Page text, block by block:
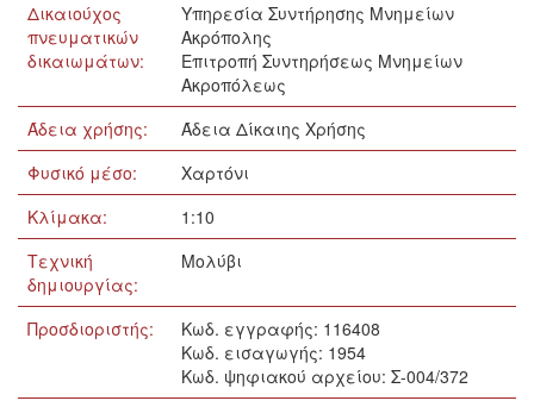
Δικαιούχος
πνευματικών
δικαιωμάτων:
Υπηρεσία Συντήρησης Μνημείων
Ακρόπολης
Επιτροπή Συντηρήσεως Μνημείων
Ακροπόλεως
Άδεια χρήσης:
Άδεια Δίκαιης Χρήσης
Φυσικό μέσο:
Χαρτόνι
Κλίμακα:
1:10
Τεχνική
δημιουργίας:
Μολύβι
Προσδιοριστής:
Κωδ. εγγραφής: 116408
Κωδ. εισαγωγής: 1954
Κωδ. ψηφιακού αρχείου: Σ-004/372